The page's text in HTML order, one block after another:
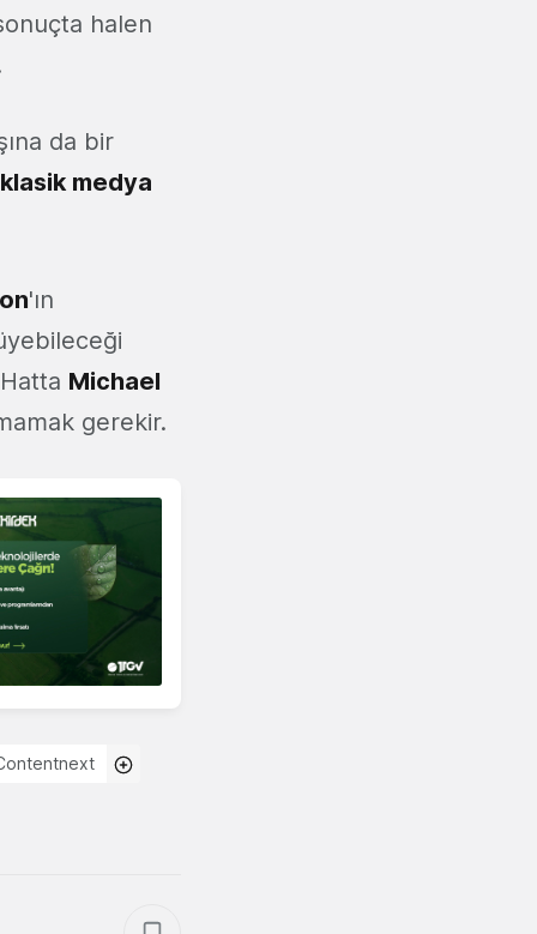
halen
da bir
klasik medya
'ın
Michael
gerekir.